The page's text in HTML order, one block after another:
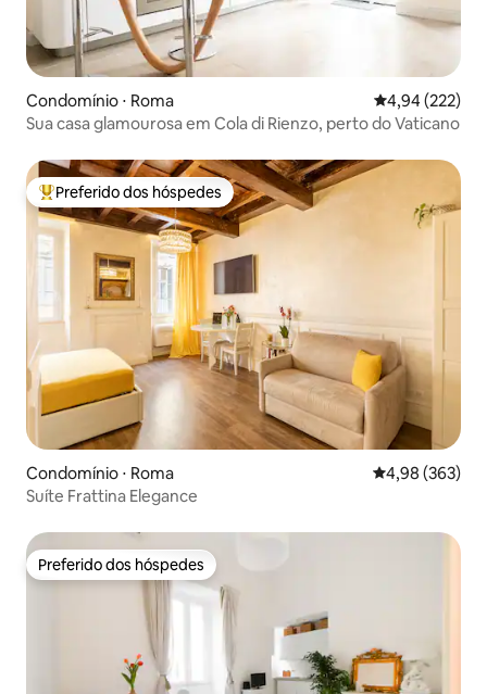
Condomínio ⋅ Roma 4,94 de uma
4,94 (222)
Sua casa glamourosa em Cola di Rienzo, perto do Vaticano
Entre os melhores preferidos dos hóspedes
Preferido dos hóspedes
Condomínio ⋅ Roma 4,98 de uma
4,98 (363)
Suíte Frattina Elegance
Preferido dos hóspedes
Preferido dos hóspedes